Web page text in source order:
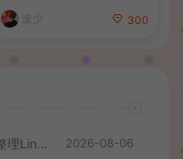
+GM授权后台+简易安卓客户
端+详细搭建教程+视频教程
波少 300
MT3换皮MH【天穹西游】最新整理Linux手工服务端+安卓苹果双端+GM后台+详细搭建教程+全套源码+视频教程 2026-08-06